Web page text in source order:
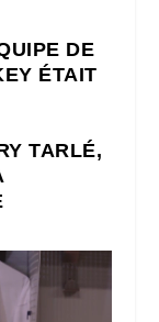
DE
ÉTAIT
TARLÉ,